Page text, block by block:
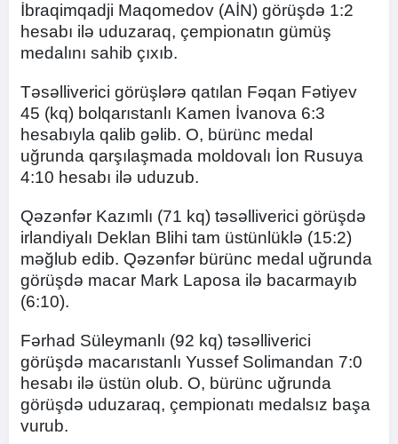
İbraqimqadji Maqomedov (AİN) görüşdə 1:2
hesabı ilə uduzaraq, çempionatın gümüş
medalını sahib çıxıb.
Təsəlliverici görüşlərə qatılan Fəqan Fətiyev
45 (kq) bolqarıstanlı Kamen İvanova 6:3
hesabıyla qalib gəlib. O, bürünc medal
uğrunda qarşılaşmada moldovalı İon Rusuya
4:10 hesabı ilə uduzub.
Qəzənfər Kazımlı (71 kq) təsəlliverici görüşdə
irlandiyalı Deklan Blihi tam üstünlüklə (15:2)
məğlub edib. Qəzənfər bürünc medal uğrunda
görüşdə macar Mark Laposa ilə bacarmayıb
(6:10).
Fərhad Süleymanlı (92 kq) təsəlliverici
görüşdə macarıstanlı Yussef Solimandan 7:0
hesabı ilə üstün olub. O, bürünc uğrunda
görüşdə uduzaraq, çempionatı medalsız başa
vurub.